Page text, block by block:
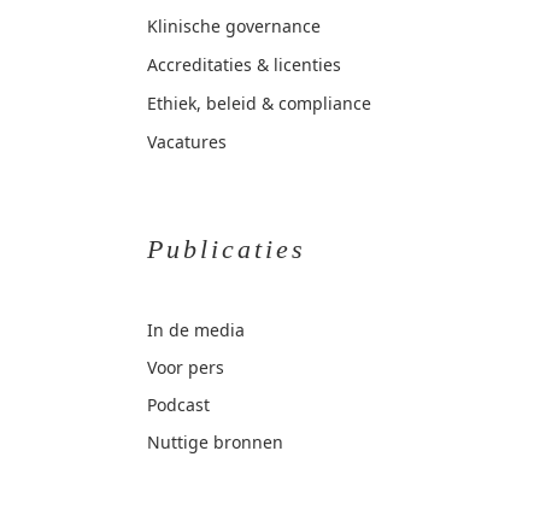
Klinische governance
Accreditaties & licenties
Ethiek, beleid & compliance
Vacatures
Publicaties
In de media
Voor pers
Podcast
Nuttige bronnen